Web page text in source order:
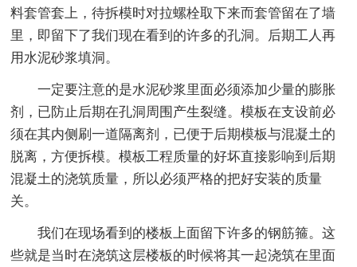
料套管套上，待拆模时对拉螺栓取下来而套管留在了墙
里，即留下了我们现在看到的许多的孔洞。后期工人再
用水泥砂浆填洞。
一定要注意的是水泥砂浆里面必须添加少量的膨胀
剂，已防止后期在孔洞周围产生裂缝。模板在支设前必
须在其内侧刷一道隔离剂，已便于后期模板与混凝土的
脱离，方便拆模。模板工程质量的好坏直接影响到后期
混凝土的浇筑质量，所以必须严格的把好安装的质量
关。
我们在现场看到的楼板上面留下许多的钢筋箍。这
些就是当时在浇筑这层楼板的时候将其一起浇筑在里面